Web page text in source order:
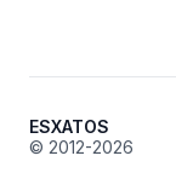
ESXATOS
© 2012-2026